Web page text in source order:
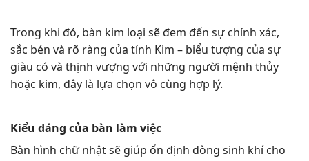
Trong khi đó, bàn kim loại sẽ đem đến sự chính xác,
sắc bén và rõ ràng của tính Kim – biểu tượng của sự
giàu có và thịnh vượng với những người mệnh thủy
hoặc kim, đây là lựa chọn vô cùng hợp lý.
Kiểu dáng của bàn làm việc
Bàn hình chữ nhật sẽ giúp ổn định dòng sinh khí cho